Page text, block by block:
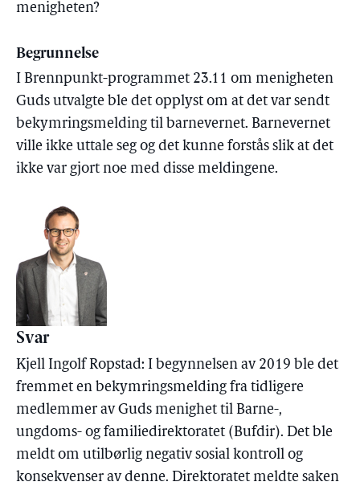
menigheten?
Begrunnelse
I Brennpunkt-programmet 23.11 om menigheten
Guds utvalgte ble det opplyst om at det var sendt
bekymringsmelding til barnevernet. Barnevernet
ville ikke uttale seg og det kunne forstås slik at det
ikke var gjort noe med disse meldingene.
Svar
Kjell Ingolf Ropstad: I begynnelsen av 2019 ble det
fremmet en bekymringsmelding fra tidligere
medlemmer av Guds menighet til Barne-,
ungdoms- og familiedirektoratet (Bufdir). Det ble
meldt om utilbørlig negativ sosial kontroll og
konsekvenser av denne. Direktoratet meldte saken